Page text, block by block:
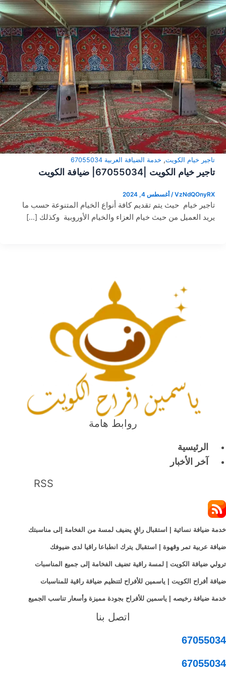
تاجير خيام الكويت, خدمة الضيافة العربية 67055034
تاجير خيام الكويت |67055034| ضيافة الكويت
VzNdQOnyRX
/ أغسطس 4, 2024
تاجير خيام حيث يتم تقديم كافة أنواع الخيام المتنوعة حسب ما
يريد العميل من حيث خيام العزاء والخيام الأوروبية وكذلك […]
روابط هامة
الرئيسية
آخر الأخبار
RSS
خدمة ضيافة نسائية | استقبال راقٍ يضيف لمسة من الفخامة إلى مناسبتك
ضيافة عربية تمر وقهوة | استقبال يترك انطباعا راقيا لدى ضيوفك
ترولي ضيافة الكويت | لمسة راقية تضيف الفخامة إلى جميع المناسبات
ضيافة أفراح الكويت | ياسمين للأفراح لتنظيم ضيافة راقية للمناسبات
خدمة ضيافة رخيصه | ياسمين للأفراح بجودة مميزة وأسعار تناسب الجميع
اتصل بنا
67055034
67055034